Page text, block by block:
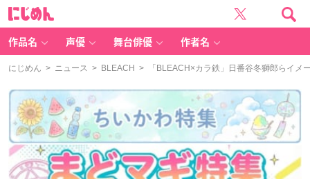
作品名 声優 舞台俳優 作者名
にじめん > ニュース > BLEACH > 「BLEACH×カラ鉄」日番谷冬獅郎らイメ